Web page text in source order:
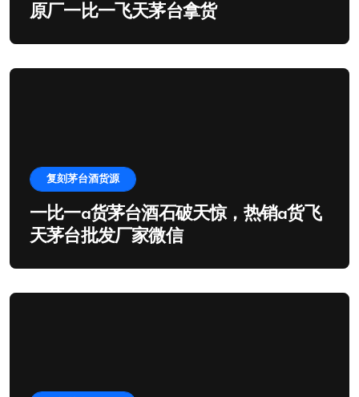
原厂一比一飞天茅台拿货
复刻茅台酒货源
一比一a货茅台酒石破天惊，热销a货飞
天茅台批发厂家微信